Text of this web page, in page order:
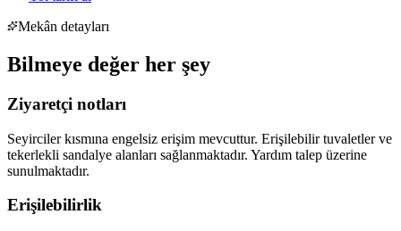
Mekân detayları
Bilmeye değer her şey
Ziyaretçi notları
Seyirciler kısmına engelsiz erişim mevcuttur. Erişilebilir tuvaletler ve
tekerlekli sandalye alanları sağlanmaktadır. Yardım talep üzerine
sunulmaktadır.
Erişilebilirlik